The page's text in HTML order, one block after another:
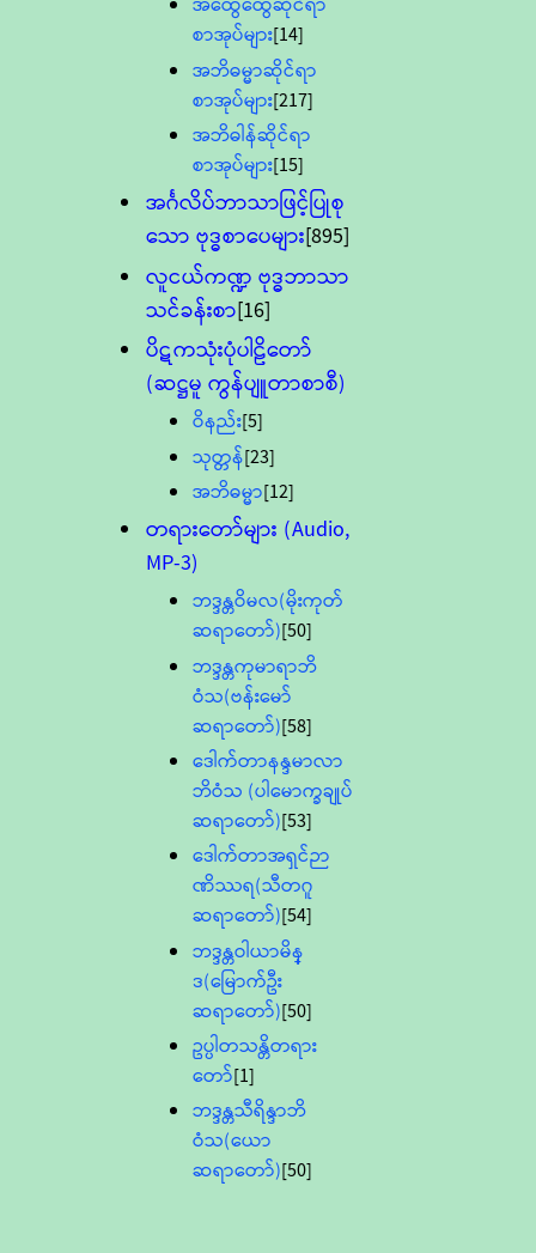
စာအုပ်များ[14]
အဘိဓမ္မာဆိုင်ရာ
စာအုပ်များ[217]
အဘိဓါန်ဆိုင်ရာ
စာအုပ်များ[15]
အင်္ဂလိပ်ဘာသာဖြင့်ပြုစု
သော ဗုဒ္ဓစာပေများ[895]
လူငယ်ကဏ္ဍ ဗုဒ္ဓဘာသာ
သင်ခန်းစာ[16]
ပိဋကသုံးပုံပါဠိတော်
(ဆဋ္ဌမူ ကွန်ပျူတာစာစီ)
ဝိနည်း[5]
သုတ္တန်[23]
အဘိဓမ္မာ[12]
တရားတော်များ (Audio,
MP-3)
ဘဒ္ဒန္တဝိမလ(မိုးကုတ်
ဆရာတော်)[50]
ဘဒ္ဒန္တကုမာရာဘိ
ဝံသ(ဗန်းမော်
ဆရာတော်)[58]
ဒေါက်တာနန္ဒမာလာ
ဘိဝံသ (ပါမောက္ခချုပ်
ဆရာတော်)[53]
ဒေါက်တာအရှင်ဉာ
ဏိဿရ(သီတဂူ
ဆရာတော်)[54]
ဘဒ္ဒန္တဝါယာမိန္
ဒ(မြောက်ဦး
ဆရာတော်)[50]
ဥပ္ပါတသန္တိတရား
တော်[1]
ဘဒ္ဒန္တသီရိန္ဒာဘိ
ဝံသ(ယော
ဆရာတော်)[50]